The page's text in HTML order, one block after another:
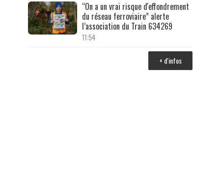
“On a un vrai risque d'effondrement
du réseau ferroviaire” alerte
l’association du Train 634269
11:54
+ d'infos